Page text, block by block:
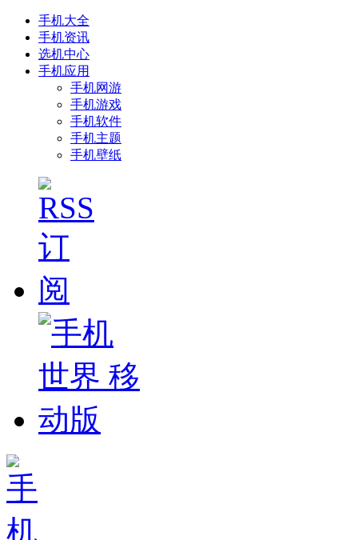
手机大全
手机资讯
选机中心
手机应用
手机网游
手机游戏
手机软件
手机主题
手机壁纸